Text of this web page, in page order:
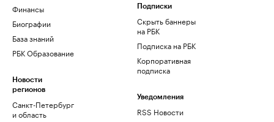
Финансы
Биографии
База знаний
РБК Образование
Новости
регионов
Санкт-Петербург
и область
Подписки
Скрыть баннеры
на РБК
Подписка на РБК
Корпоративная
подписка
Уведомления
RSS Новости